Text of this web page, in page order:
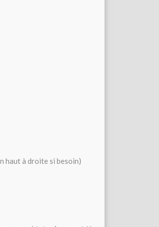
haut à droite si besoin)